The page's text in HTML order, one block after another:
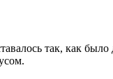
так, как